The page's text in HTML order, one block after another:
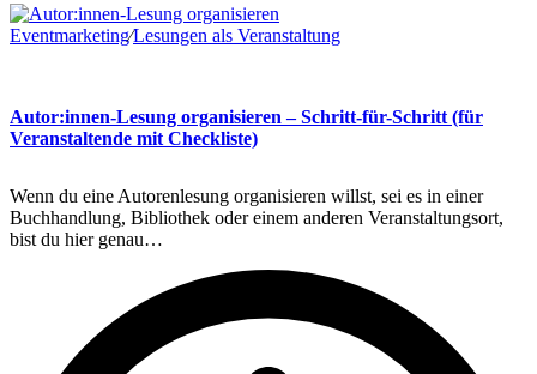
Eventmarketing∕Lesungen als Veranstaltung
Autor:innen-Lesung organisieren – Schritt-für-Schritt (für
Veranstaltende mit Checkliste)
Wenn du eine Autorenlesung organisieren willst, sei es in einer
Buchhandlung, Bibliothek oder einem anderen Veranstaltungsort,
bist du hier genau…